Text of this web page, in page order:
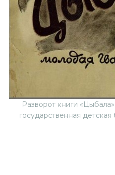
Разворот книги
государственная